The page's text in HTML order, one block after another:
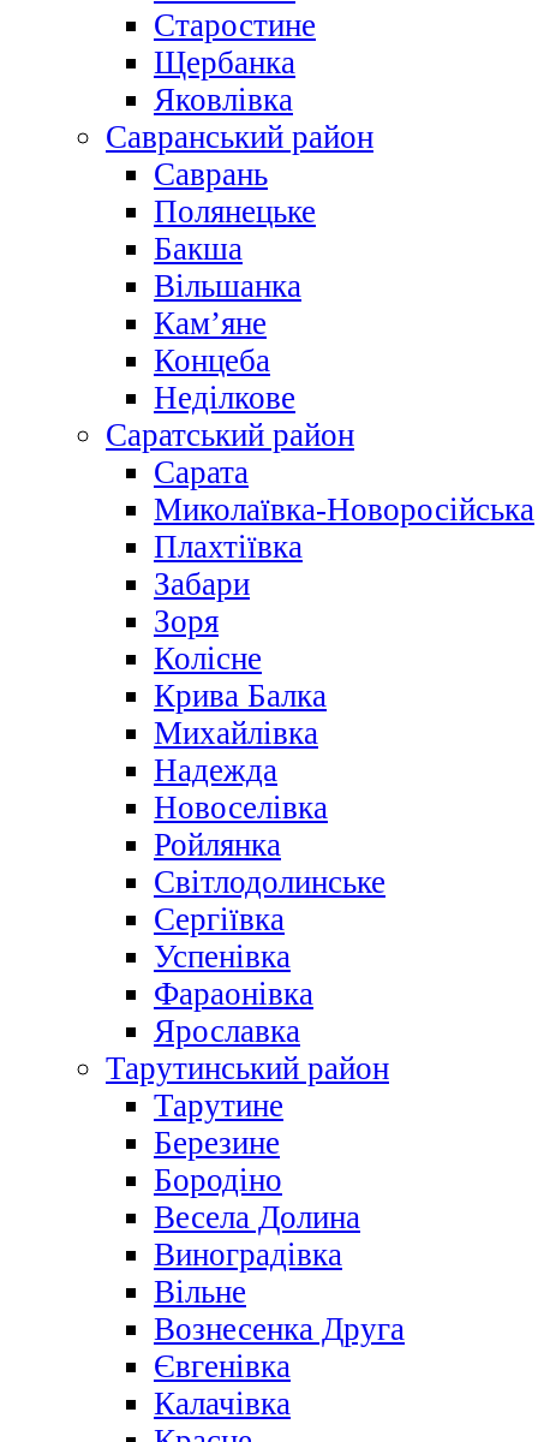
Старостине
Щербанка
Яковлівка
Савранський район
Саврань
Полянецьке
Бакша
Вільшанка
Кам’яне
Концеба
Неділкове
Саратський район
Сарата
Миколаївка-Новоросійська
Плахтіївка
Забари
Зоря
Колісне
Крива Балка
Михайлівка
Надежда
Новоселівка
Ройлянка
Світлодолинське
Сергіївка
Успенівка
Фараонівка
Ярославка
Тарутинський район
Тарутине
Березине
Бородіно
Весела Долина
Виноградівка
Вільне
Вознесенка Друга
Євгенівка
Калачівка